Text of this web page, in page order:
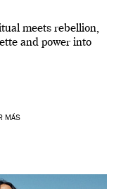
meets rebellion,
and power into
MÁS